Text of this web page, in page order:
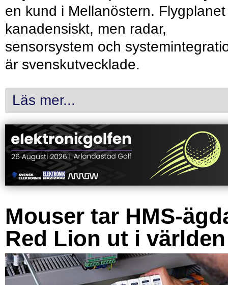
en kund i Mellanöstern.
kanadensiskt, men radar,
sensorsystem och
är svenskutvecklade.
Läs mer...
Mouser tar HMS-
Red Lion ut i världen